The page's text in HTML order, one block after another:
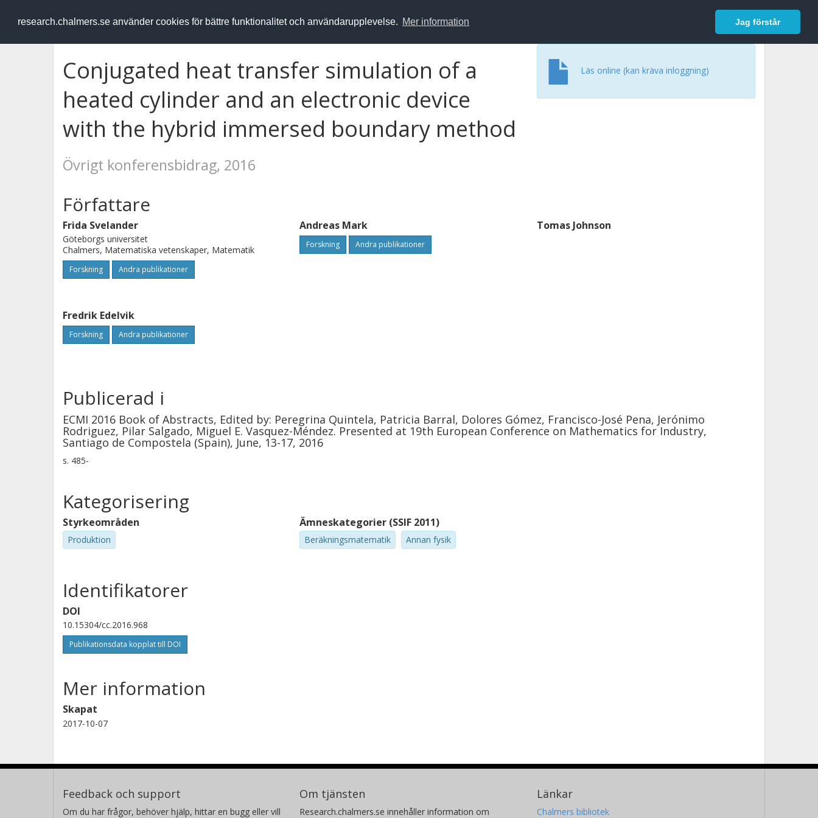
research.chalmers.se använder cookies för bättre funktionalitet och användarupplevelse. Mer information Jag förstår
RESEARCH.chalmers.se Logga in
Conjugated heat transfer simulation of a
heated cylinder and an electronic device
with the hybrid immersed boundary method
Övrigt konferensbidrag, 2016
Läs online (kan kräva inloggning)
Författare
Frida Svelander
Göteborgs universitet
Chalmers, Matematiska vetenskaper, Matematik
Forskning Andra publikationer
Andreas Mark
Forskning Andra publikationer
Tomas Johnson
Fredrik Edelvik
Forskning Andra publikationer
Publicerad i
ECMI 2016 Book of Abstracts, Edited by: Peregrina Quintela, Patricia Barral, Dolores Gómez, Francisco-José Pena, Jerónimo
Rodriguez, Pilar Salgado, Miguel E. Vasquez-Méndez. Presented at 19th European Conference on Mathematics for Industry,
Santiago de Compostela (Spain), June, 13-17, 2016
s. 485-
Kategorisering
Styrkeområden
Produktion
Ämneskategorier (SSIF 2011)
Beräkningsmatematik Annan fysik
Identifikatorer
DOI
10.15304/cc.2016.968
Publikationsdata kopplat till DOI
Mer information
Skapat
2017-10-07
Feedback och support
Om du har frågor, behöver hjälp, hittar en bugg eller vill
Om tjänsten
Research.chalmers.se innehåller information om
Länkar
Chalmers bibliotek